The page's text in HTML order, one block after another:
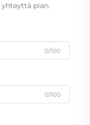
pian.
0/100
0/100